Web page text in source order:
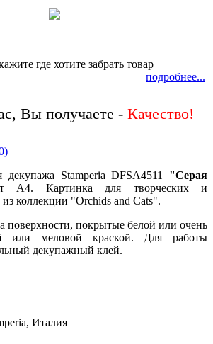
где хотите забрать товар
подробнее...
Вы получаете -
декупажа Stamperia DFSA4511 "Серая
А4. Картинка для творческих и
коллекции "Orchids and Cats".
поверхности, покрытые белой или очень
или меловой краской. Для работы
декупажный клей.
Италия